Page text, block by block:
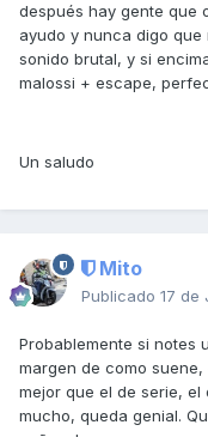
después hay gente que
ayudo y nunca digo que
sonido brutal, y si
malossi + escape,
Un saludo
Mito
Publicado 17 de
Probablemente si notes
margen de como
mejor que el de serie, el
mucho, queda genial.